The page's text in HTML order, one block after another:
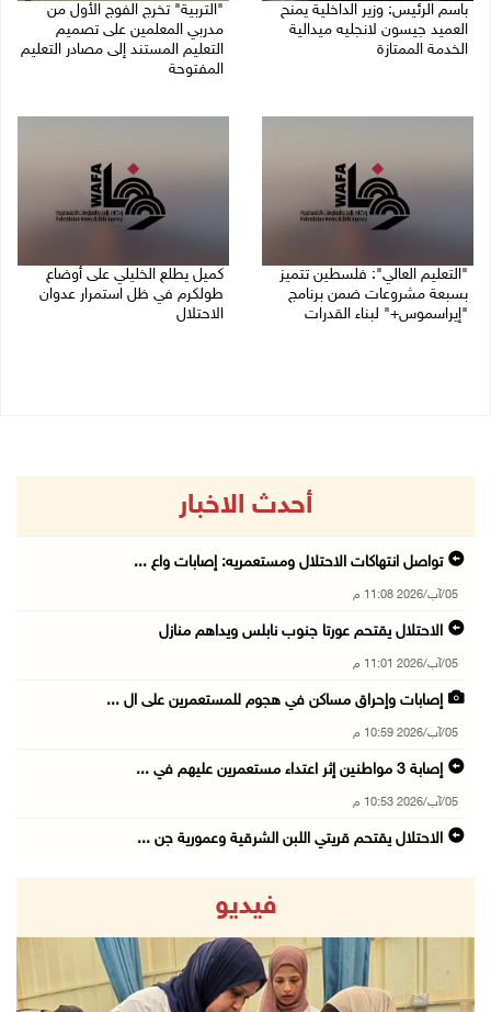
باسم الرئيس: وزير الداخلية يمنح
العميد جيسون لانجليه ميدالية
الخدمة الممتازة
"التربية" تخرج الفوج الأول من
مدربي المعلمين على تصميم
التعليم المستند إلى مصادر التعليم
المفتوحة
"التعليم العالي": فلسطين تتميز
بسبعة مشروعات ضمن برنامج
"إيراسموس+" لبناء القدرات
كميل يطلع الخليلي على أوضاع
طولكرم في ظل استمرار عدوان
الاحتلال
أحدث الاخبار
تواصل انتهاكات الاحتلال ومستعمريه: إصابات واع ...
05/آب/2026 11:08 م
الاحتلال يقتحم عورتا جنوب نابلس ويداهم منازل
05/آب/2026 11:01 م
إصابات وإحراق مساكن في هجوم للمستعمرين على ال ...
05/آب/2026 10:59 م
إصابة 3 مواطنين إثر اعتداء مستعمرين عليهم في ...
05/آب/2026 10:53 م
الاحتلال يقتحم قريتي اللبن الشرقية وعمورية جن ...
الوزيرة شاهين تبحث مع نظيرها المصري مستجدات ا ...
05/آب/2026 10:43 م
مستعمرون يقتحمون بيت فجار جنوب بيت لحم
فيديو